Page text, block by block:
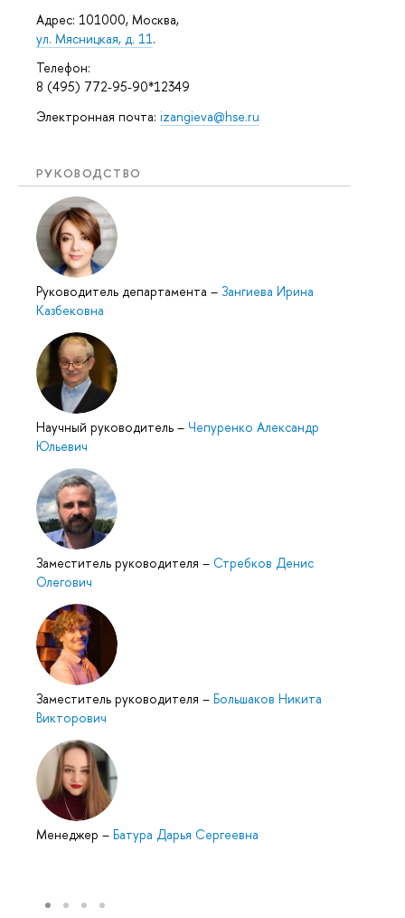
Адрес: 101000, Москва,
ул. Мясницкая, д. 11.
Телефон:
8 (495) 772-95-90*12349
Электронная почта: izangieva@hse.ru
РУКОВОДСТВО
Руководитель департамента – Зангиева Ирина
Казбековна
Научный руководитель – Чепуренко Александр
Юльевич
Заместитель руководителя – Стребков Денис
Олегович
Заместитель руководителя – Большаков Никита
Викторович
Менеджер – Батура Дарья Сергеевна